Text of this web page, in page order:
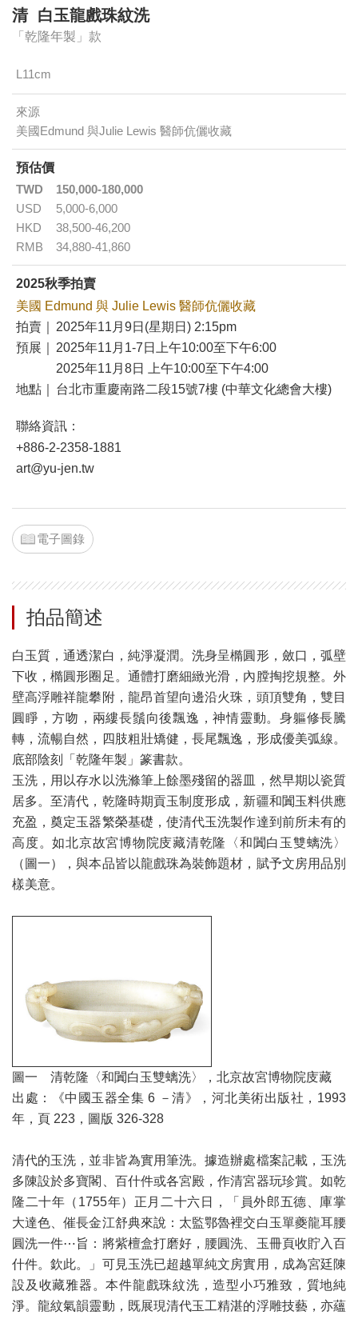
清 白玉龍戲珠紋洗
「乾隆年製」款
L11cm
來源
美國Edmund 與Julie Lewis 醫師伉儷收藏
預估價
TWD
150,000-180,000
USD
5,000-6,000
HKD
38,500-46,200
RMB
34,880-41,860
2025秋季拍賣
美國 Edmund 與 Julie Lewis 醫師伉儷收藏
拍賣｜
2025年11月9日(星期日) 2:15pm
預展｜
2025年11月1-7日上午10:00至下午6:00
2025年11月8日 上午10:00至下午4:00
地點｜
台北市重慶南路二段15號7樓 (中華文化總會大樓)
聯絡資訊：
+886-2-2358-1881
art@yu-jen.tw
電子圖錄
拍品簡述
白玉質，通透潔白，純淨凝潤。洗身呈橢圓形，斂口，弧壁
下收，橢圓形圈足。通體打磨細緻光滑，內膛掏挖規整。外
壁高浮雕祥龍攀附，龍昂首望向邊沿火珠，頭頂雙角，雙目
圓睜，方吻，兩縷長鬚向後飄逸，神情靈動。身軀修長騰
轉，流暢自然，四肢粗壯矯健，長尾飄逸，形成優美弧線。
底部陰刻「乾隆年製」篆書款。
玉洗，用以存水以洗滌筆上餘墨殘留的器皿，然早期以瓷質
居多。至清代，乾隆時期貢玉制度形成，新疆和闐玉料供應
充盈，奠定玉器繁榮基礎，使清代玉洗製作達到前所未有的
高度。如北京故宮博物院庋藏清乾隆〈和闐白玉雙螭洗〉
（圖一），與本品皆以龍戲珠為裝飾題材，賦予文房用品別
樣美意。
圖一 清乾隆〈和闐白玉雙螭洗〉，北京故宮博物院庋藏
出處：《中國玉器全集 6 －清》，河北美術出版社，1993
年，頁 223，圖版 326-328
清代的玉洗，並非皆為實用筆洗。據造辦處檔案記載，玉洗
多陳設於多寶閣、百什件或各宮殿，作清宮器玩珍賞。如乾
隆二十年（1755年）正月二十六日，「員外郎五德、庫掌
大達色、催長金江舒典來說：太監鄂魯裡交白玉單夔龍耳腰
圓洗一件⋯旨：將紫檀盒打磨好，腰圓洗、玉冊頁收貯入百
什件。欽此。」可見玉洗已超越單純文房實用，成為宮廷陳
設及收藏雅器。本件龍戲珠紋洗，造型小巧雅致，質地純
淨。龍紋氣韻靈動，既展現清代玉工精湛的浮雕技藝，亦蘊